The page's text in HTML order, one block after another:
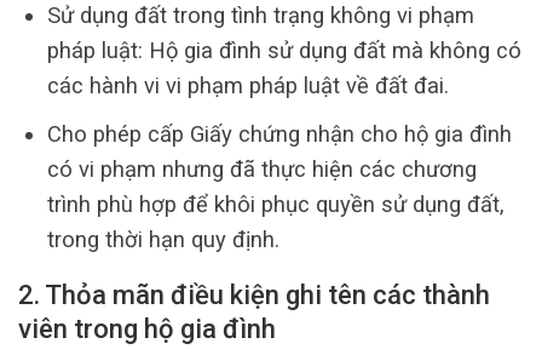
Sử dụng đất trong tình trạng không vi phạm
pháp luật: Hộ gia đình sử dụng đất mà không có
các hành vi vi phạm pháp luật về đất đai.
Cho phép cấp Giấy chứng nhận cho hộ gia đình
có vi phạm nhưng đã thực hiện các chương
trình phù hợp để khôi phục quyền sử dụng đất,
trong thời hạn quy định.
2. Thỏa mãn điều kiện ghi tên các thành
viên trong hộ gia đình